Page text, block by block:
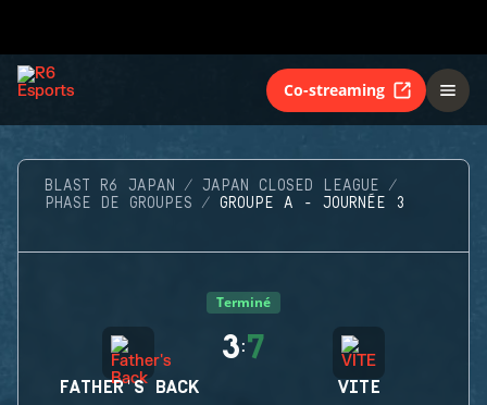
Co-streaming
BLAST R6 JAPAN
JAPAN CLOSED LEAGUE
PHASE DE GROUPES
GROUPE A - JOURNÉE 3
Terminé
FATHER'S BACK
3:7
VITE